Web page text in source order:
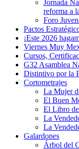
Jornada
reforma a
Foro
Pactos
¡Este 2026
Viernes Muy
Cursos,
G32 Asamblea
Distintivo por la
Cortometrajes
La Mujer
El Buen
El Libro
La
La
Galardones
Árbol del